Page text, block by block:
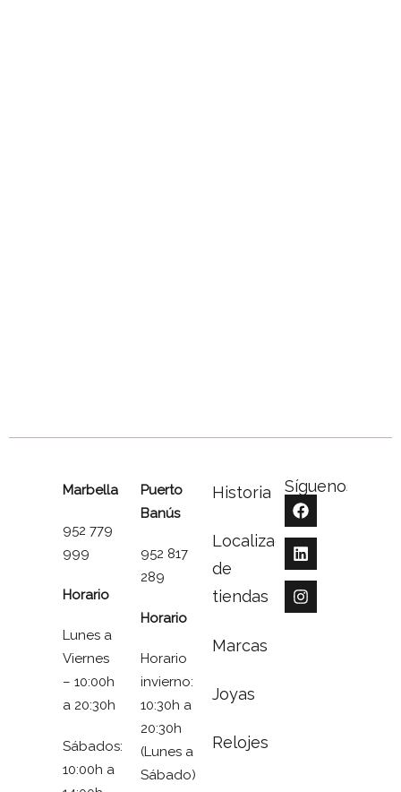
Marbella
952 779
999
Horario
Lunes a
Viernes
– 10:00h
a 20:30h
Sábados:
10:00h a
Puerto
Banús
952 817
289
Horario
Horario
invierno:
10:30h a
20:30h
(Lunes a
Sábado)
Historia
Localizador
de
tiendas
Marcas
Joyas
Relojes
Síguenos